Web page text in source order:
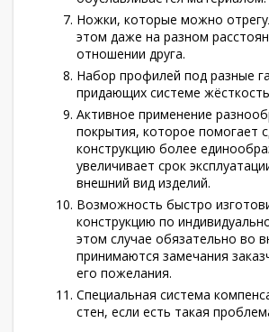
Ножки, которые можно
этом даже на разном
отношении друга.
Набор профилей под разные
придающих системе
Активное применение
покрытия, которое помогает
конструкцию более
увеличивает срок
внешний вид изделий.
Возможность быстро
конструкцию по
этом случае обязательно во
принимаются замечания
его пожелания.
Специальная система
стен, если есть такая